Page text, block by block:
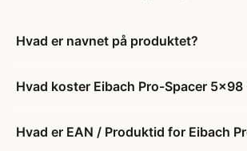
Hvad er navnet på produktet?
Hvad koster Eibach Pro-Spacer
Hvad er EAN / Produktid for Eibach